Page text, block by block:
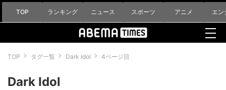
TOP ランキング ニュース スポーツ アニメ エン
TOP タグ一覧 Dark Idol 4ページ目
Dark Idol